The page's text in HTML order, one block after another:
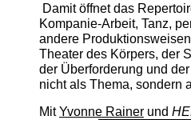
Damit öffnet das
Kompanie-Arbeit, Tanz,
andere
Theater des Körpers, der
der Überforderung und
nicht als Thema, sondern
MitYvonne Rainerund